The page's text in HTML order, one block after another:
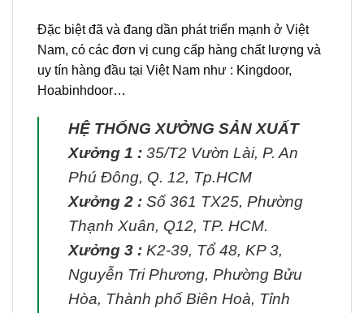
Đặc biệt đã và đang dần phát triển mạnh ở Việt
Nam, có các đơn vị cung cấp hàng chất lượng và
uy tín hàng đầu tại Việt Nam như : Kingdoor,
Hoabinhdoor…
HỆ THỐNG XƯỞNG SẢN XUẤT
Xưởng 1 : 35/T2 Vườn Lài, P. An
Phú Đông, Q. 12, Tp.HCM
Xưởng 2 : Số 361 TX25, Phường
Thạnh Xuân, Q12, TP. HCM.
Xưởng 3 : K2-39, Tổ 48, KP 3,
Nguyễn Tri Phương, Phường Bửu
Hòa, Thành phố Biên Hoà, Tỉnh